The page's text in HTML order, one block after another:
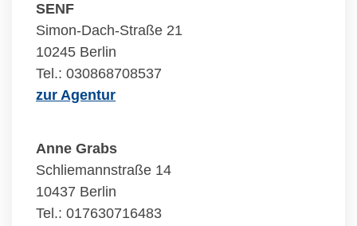
SENF
Simon-Dach-Straße 21
10245 Berlin
Tel.: 030868708537
zur Agentur
Anne Grabs
Schliemannstraße 14
10437 Berlin
Tel.: 017630716483